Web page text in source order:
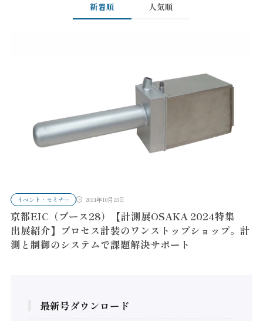
新着順 人気順
イベント・セミナー 2024年10月23日
京都EIC（ブース28）【計測展OSAKA 2024特集
出展紹介】プロセス計装のワンストップショップ。計
測と制御のシステムで課題解決サポート
最新号ダウンロード